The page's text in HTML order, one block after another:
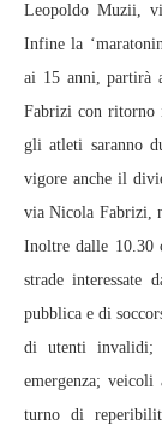
Leopoldo Muzii,
Infine la
ai 15 anni, partirà
Fabrizi con ritorno
gli atleti saranno
vigore anche il
via Nicola Fabrizi,
Inoltre dalle 10.30
strade interessate
pubblica e di
di utenti
emergenza;
turno di